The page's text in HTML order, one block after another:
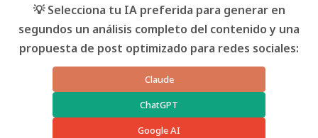
💡 Selecciona tu IA preferida para generar en
segundos un análisis completo del contenido y una
propuesta de post optimizado para redes sociales:
Claude
ChatGPT
Google AI